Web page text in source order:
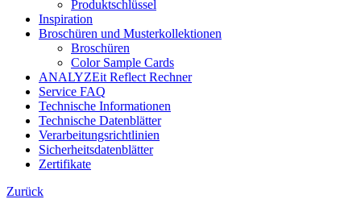
Produktschlüssel
Inspiration
Broschüren und Musterkollektionen
Broschüren
Color Sample Cards
ANALYZEit Reflect Rechner
Service FAQ
Technische Informationen
Technische Datenblätter
Verarbeitungsrichtlinien
Sicherheitsdatenblätter
Zertifikate
Zurück